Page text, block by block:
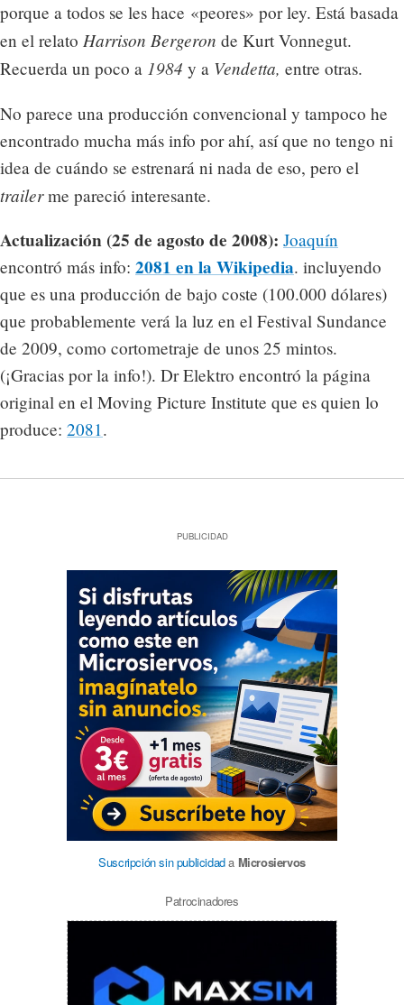
porque a todos se les hace «peores» por ley. Está basada
en el relato Harrison Bergeron de Kurt Vonnegut.
Recuerda un poco a 1984 y a Vendetta, entre otras.
No parece una producción convencional y tampoco he
encontrado mucha más info por ahí, así que no tengo ni
idea de cuándo se estrenará ni nada de eso, pero el
trailerme pareció interesante.
Actualización (25 de agosto de 2008): Joaquín
encontró más info: 2081 en la Wikipedia. incluyendo
que es una producción de bajo coste (100.000 dólares)
que probablemente verá la luz en el Festival Sundance
de 2009, como cortometraje de unos 25 mintos.
(¡Gracias por la info!). Dr Elektro encontró la página
original en el Moving Picture Institute que es quien lo
produce: 2081 .
PUBLICIDAD
Suscripción sin publicidada Microsiervos
Patrocinadores